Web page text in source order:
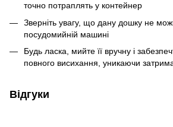
точно потраплять у контейнер
Зверніть увагу, що дану дошку не
посудомийній машині
Будь ласка, мийте її вручну і
повного висихання, уникаючи
Відгуки